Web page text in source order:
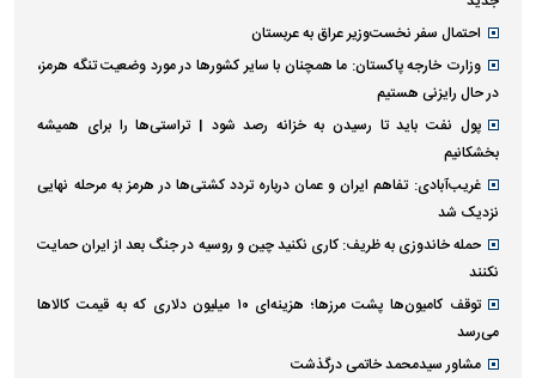
احتمال سفر نخست‌وزیر عراق به عربستان
وزارت خارجه پاکستان: ما همچنان با سایر کشور‌ها در مورد وضعیت تنگه هرمز،
در حال رایزنی هستیم
پول نفت باید تا رسیدن به خزانه رصد شود | تراستی‌ها را برای همیشه
بخشکانیم
غریب‌آبادی: تفاهم ایران و عمان درباره تردد کشتی‌ها در هرمز به مرحله نهایی
نزدیک شد
حمله خاندوزی به ظریف: کاری نکنید چین و روسیه در جنگ بعد از ایران حمایت
نکنند
توقف کامیون‌ها پشت مرزها؛ هزینه‌ای ۱۰ میلیون دلاری که به قیمت کالاها
می‌رسد
مشاور سیدمحمد خاتمی درگذشت